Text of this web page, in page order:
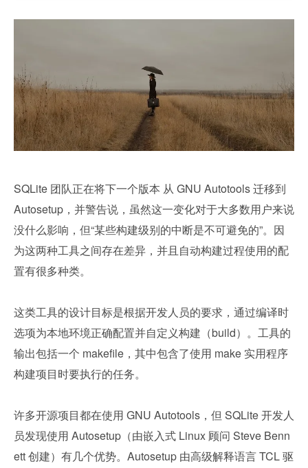
SQLite 团队正在将下一个版本 从 GNU Autotools 迁移到
Autosetup，并警告说，虽然这一变化对于大多数用户来说
没什么影响，但“某些构建级别的中断是不可避免的”。因
为这两种工具之间存在差异，并且自动构建过程使用的配
置有很多种类。
这类工具的设计目标是根据开发人员的要求，通过编译时
选项为本地环境正确配置并自定义构建（build）。工具的
输出包括一个 makefile，其中包含了使用 make 实用程序
构建项目时要执行的任务。
许多开源项目都在使用 GNU Autotools，但 SQLite 开发人
员发现使用 Autosetup（由嵌入式 Linux 顾问 Steve Benn
ett 创建）有几个优势。Autosetup 由高级解释语言 TCL 驱